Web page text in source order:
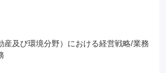
産及び環境分野）における経営戦略/業務